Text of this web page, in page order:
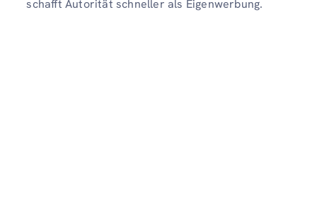
schafft Autorität schneller als Eigenwerbung.